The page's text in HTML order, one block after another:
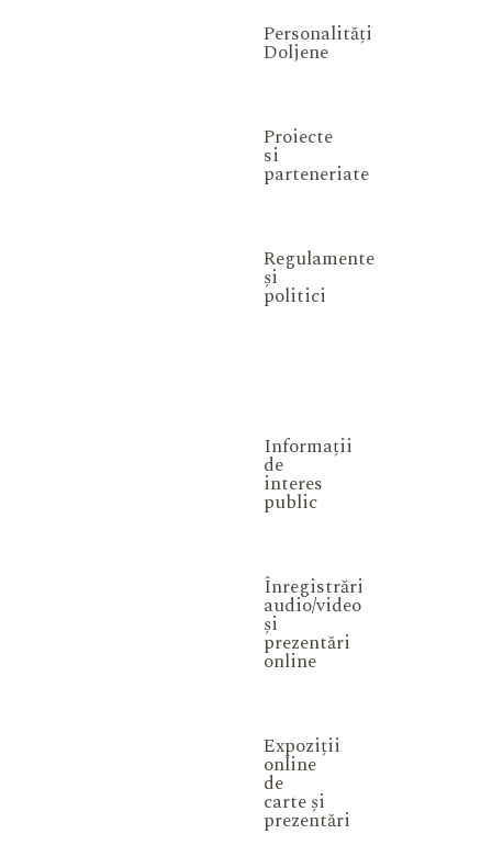
Personalități
Doljene
Proiecte
si
parteneriate
Regulamente
și
politici
Informații
de
interes
public
Înregistrări
audio/video
și
prezentări
online
Expoziții
online
de
carte și
prezentări